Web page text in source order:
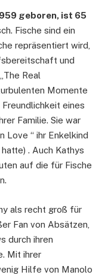
geboren, ist 65
Fische sind ein
repräsentiert wird,
und
Real
Momente
eines
Familie. Sie war
Love “ ihr Enkelkind
. Auch Kathys
auf die für Fische
als recht groß für
Fan von Absätzen,
durch ihren
Mit ihrer
Hilfe von Manolo